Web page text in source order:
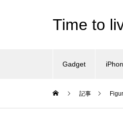
Time to
Gadget
記事